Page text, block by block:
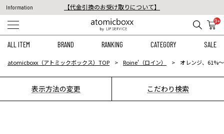
Information
【代金引換のお受け取りについて】
税込11,000円以上のご注文で送料無料！
9+
ALL ITEM BRAND RANKING CATEGORY SALE
atomicboxx（アトミックボックス）TOP Roine'（ロイン） オレンジ、61%
表示方法の変更 こだわり検索